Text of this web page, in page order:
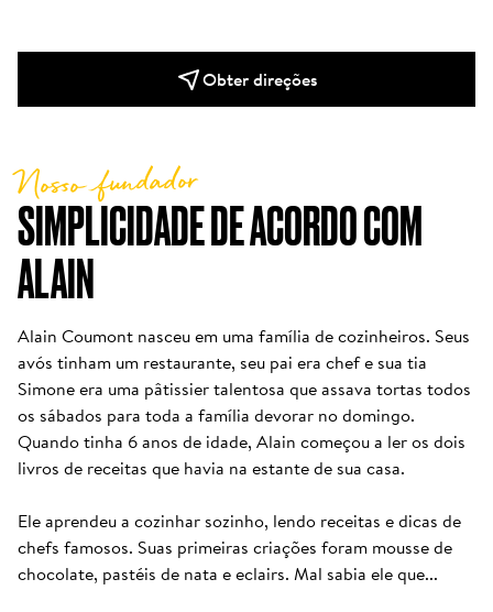
Obter direções
SIMPLICIDADE DE ACORDO COM
ALAIN
Nosso fundador
Alain Coumont nasceu em uma família de cozinheiros. Seus
avós tinham um restaurante, seu pai era chef e sua tia
Simone era uma pâtissier talentosa que assava tortas todos
os sábados para toda a família devorar no domingo.
Quando tinha 6 anos de idade, Alain começou a ler os dois
livros de receitas que havia na estante de sua casa.
Ele aprendeu a cozinhar sozinho, lendo receitas e dicas de
chefs famosos. Suas primeiras criações foram mousse de
chocolate, pastéis de nata e eclairs. Mal sabia ele que...